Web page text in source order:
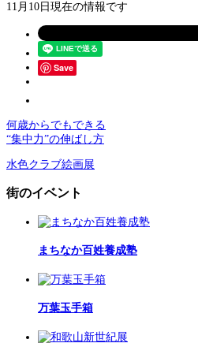
11月10日現在の情報です
Save
何歳からでもできる
“集中力”の伸ばし方
水色クラブ絵画展
街のイベント
まちなか百姓養成塾
万葉玉手箱